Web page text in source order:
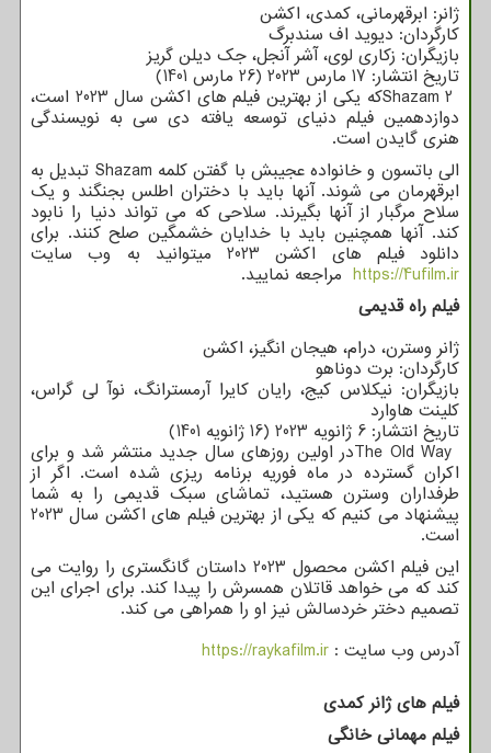
ژانر: ابرقهرمانی، کمدی، اکشن
کارگردان: دیوید اف سندبرگ
بازیگران: زکاری لوی، آشر آنجل، جک دیلن گریز
تاریخ انتشار: 17 مارس 2023 (26 مارس 1401)
Shazam 2 که یکی از بهترین فیلم های اکشن سال 2023 است،
دوازدهمین فیلم دنیای توسعه یافته دی سی به نویسندگی
هنری گایدن است.
الی باتسون و خانواده عجیبش با گفتن کلمه Shazam تبدیل به
ابرقهرمان می شوند. آنها باید با دختران اطلس بجنگند و یک
سلاح مرگبار از آنها بگیرند. سلاحی که می تواند دنیا را نابود
کند. آنها همچنین باید با خدایان خشمگین صلح کنند. برای
دانلود فیلم های اکشن 2023 میتوانید به وب سایت
https://4ufilm.ir مراجعه نمایید.
فیلم راه قدیمی
ژانر وسترن، درام، هیجان انگیز، اکشن
کارگردان: برت دوناهو
بازیگران: نیکلاس کیج، رایان کایرا آرمسترانگ، نوآ لی گراس،
کلینت هاوارد
تاریخ انتشار: 6 ژانویه 2023 (16 ژانویه 1401)
The Old Wayدر اولین روزهای سال جدید منتشر شد و برای
اکران گسترده در ماه فوریه برنامه ریزی شده است. اگر از
طرفداران وسترن هستید، تماشای سبک قدیمی را به شما
پیشنهاد می کنیم که یکی از بهترین فیلم های اکشن سال 2023
است.
این فیلم اکشن محصول 2023 داستان گانگستری را روایت می
کند که می خواهد قاتلان همسرش را پیدا کند. برای اجرای این
تصمیم دختر خردسالش نیز او را همراهی می کند.
آدرس وب سایت : https://raykafilm.ir
فیلم های ژانر کمدی
فیلم مهمانی خانگی